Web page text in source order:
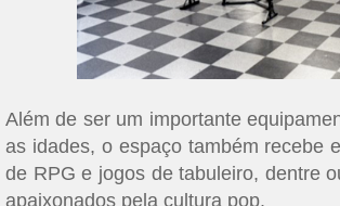
Além de ser um importante
as idades, o espaço também recebe
de RPG e jogos de tabuleiro, dentre
apaixonados pela cultura pop.